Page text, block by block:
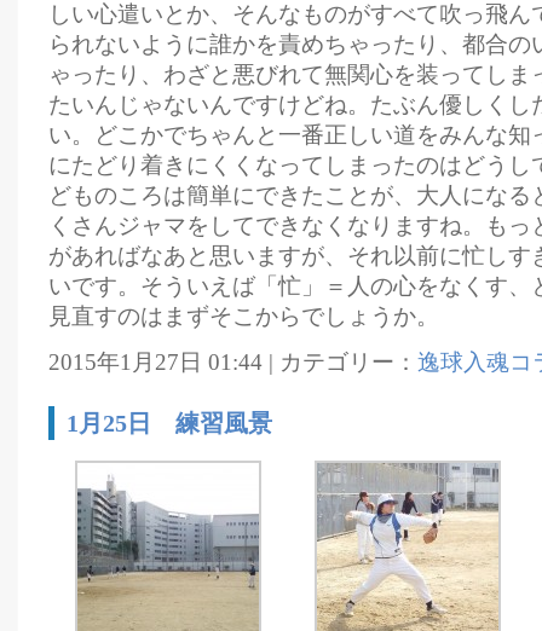
しい心遣いとか、そんなものがすべて吹っ飛
られないように誰かを責めちゃったり、都合の
ゃったり、わざと悪びれて無関心を装ってしま
たいんじゃないんですけどね。たぶん優しくし
い。どこかでちゃんと一番正しい道をみんな知
にたどり着きにくくなってしまったのはどうし
どものころは簡単にできたことが、大人になる
くさんジャマをしてできなくなりますね。も
があればなあと思いますが、それ以前に忙しす
いです。そういえば「忙」＝人の心をなくす、
見直すのはまずそこからでしょうか。
2015年1月27日 01:44 | カテゴリー： 逸球入魂コ
1月25日 練習風景